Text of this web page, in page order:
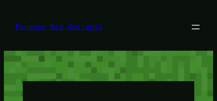
treści
Finanse Bez Owijania